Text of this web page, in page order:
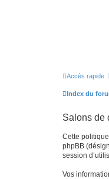
Accès rapide
Index du
Salons de
Cette
phpBB
session
Vos